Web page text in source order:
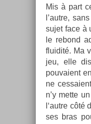
Mis à part
l’autre,
sujet face à
le re­bond
fluidité. Ma
jeu, elle
pouvaient
ne
n’y mette
l‘autre
ses bras